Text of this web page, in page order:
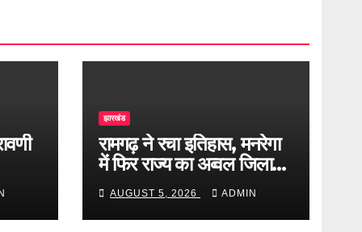
झारखंड
रामगढ़ ने रचा इतिहास, मनरेगा
में फिर राज्य का अव्वल जिला
बनाAUGUST 5, 2026 ADMIN